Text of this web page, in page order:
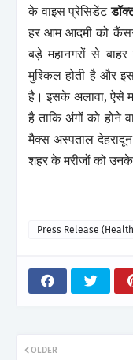
के वाइस प्रेसिडेंट
हर आम आदमी को कैंसर
बड़े महानगरों से
मुश्किल होती है और
है। इसके अलावा, ऐसे
है ताकि अंगों को होने
मैक्स अस्पताल
शहर के मरीजों को उनके
Press Release
OLDER